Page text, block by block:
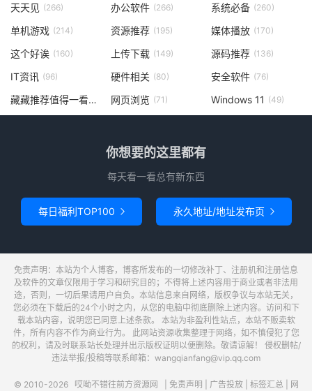
天天见 (266) 办公软件 (266) 系统必备 (260)
单机游戏 (214) 资源推荐 (195) 媒体播放 (170)
这个好诶 (160) 上传下载 (149) 源码推荐 (136)
IT资讯 (96) 硬件相关 (80) 安全软件 (76)
藏藏推荐值得一看 网页浏览 (71) Windows 11 (49)
你想要的这里都有
每天看一看总有新东西
每日福利TOP100  永久地址/地址发布页 
免责声明：本站为个人博客，博客所发布的一切修改补丁、注册机和注册信息
及软件的文章仅限用于学习和研究目的；不得将上述内容用于商业或者非法用
途，否则，一切后果请用户自负。本站信息来自网络，版权争议与本站无关，
您必须在下载后的24个小时之内，从您的电脑中彻底删除上述内容。访问和下
载本站内容，说明您已同意上述条款。 本站为非盈利性站点，本站不贩卖软
件，所有内容不作为商业行为。 此网站资源收集整理于网络，如不慎侵犯了您
的权利，请及时联系站长处理并出示版权证明以便删除。敬请谅解！ 侵权删帖/
违法举报/投稿等联系邮箱：wangqianfang@vip.qq.com
© 2010-2026 哎呦不错往前方资源网 免责声明 广告投放| 标签汇总 网